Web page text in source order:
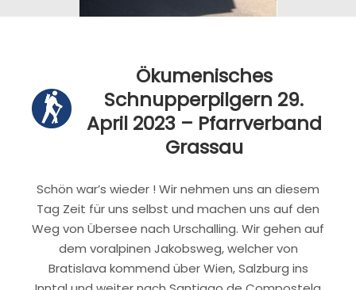
Ökumenisches
Schnupperpilgern 29.
April 2023 – Pfarrverband
Grassau
Schön war’s wieder ! Wir nehmen uns an diesem
Tag Zeit für uns selbst und machen uns auf den
Weg von Übersee nach Urschalling. Wir gehen auf
dem voralpinen Jakobsweg, welcher von
Bratislava kommend über Wien, Salzburg ins